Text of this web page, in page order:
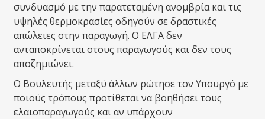
συνδυασμό με την παρατεταμένη ανομβρία και τις
υψηλές θερμοκρασίες οδηγούν σε δραστικές
απώλειες στην παραγωγή. Ο ΕΛΓΑ δεν
ανταποκρίνεται στους παραγωγούς και δεν τους
αποζημιώνει.
Ο Βουλευτής μεταξύ άλλων ρώτησε τον Υπουργό με
ποιούς τρόπους προτίθεται να βοηθήσει τους
ελαιοπαραγωγούς και αν υπάρχουν